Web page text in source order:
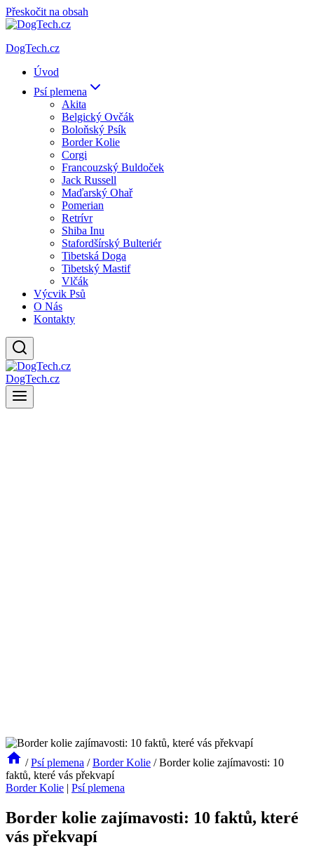
Přeskočit na obsah
DogTech.cz
Úvod
Psí plemena
Akita
Belgický Ovčák
Boloňský Psík
Border Kolie
Corgi
Francouzský Buldoček
Jack Russell
Maďarský Ohař
Pomerian
Retrívr
Shiba Inu
Stafordšírský Bulteriér
Tibetská Doga
Tibetský Mastif
Vlčák
Výcvik Psů
O Nás
Kontakty
DogTech.cz
/ Psí plemena / Border Kolie / Border kolie zajímavosti: 10
faktů, které vás překvapí
Border Kolie | Psí plemena
Border kolie zajímavosti: 10 faktů, které
vás překvapí